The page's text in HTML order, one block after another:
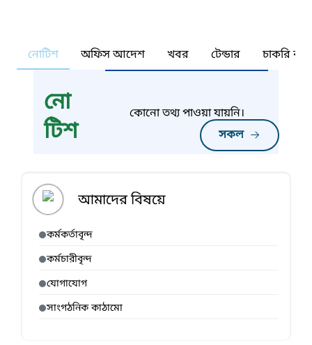
নোটিশ অফিস আদেশ খবর টেন্ডার চাকরি
নো
টিশ
সকল
কোনো তথ্য পাওয়া যায়নি।
আমাদের বিষয়ে
কর্মকর্তাবৃন্দ
কর্মচারীবৃন্দ
যোগাযোগ
সাংগঠনিক কাঠামো